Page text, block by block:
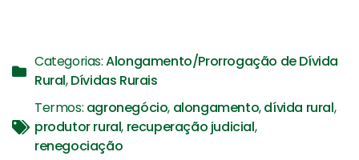
Categorias:Alongamento/Prorrogação de Dívida
Rural,Dívidas Rurais
Termos: agronegócio, alongamento,dívida rural,
produtor rural, recuperação judicial,
renegociação